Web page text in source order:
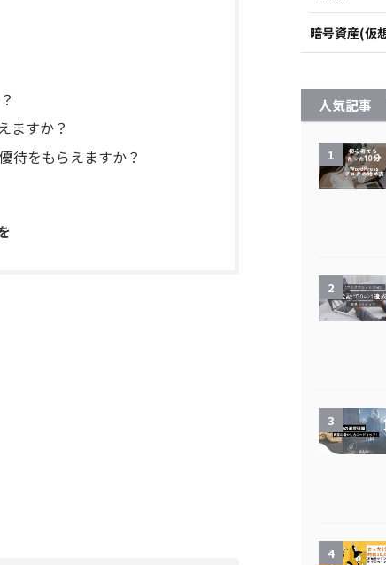
ますか？
待をもらえますか？
暗号資産(仮
人気記事
1
2
3
4